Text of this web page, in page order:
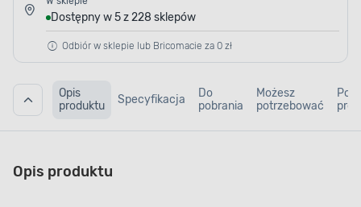
Dostępny w 5 z 228 sklepów
Odbiór w sklepie lub Bricomacie za 0 zł
Opis
produktu
Specyfikacja
Do
pobrania
Możesz
potrzebować
Opis produktu